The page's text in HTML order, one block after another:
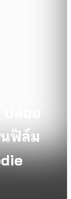
ฟิล์ม